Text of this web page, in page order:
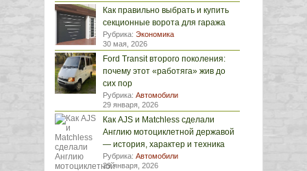
Как правильно выбрать и купить
секционные ворота для гаража
Рубрика: Экономика
30 мая, 2026
Ford Transit второго поколения:
почему этот «работяга» жив до
сих пор
Рубрика: Автомобили
29 января, 2026
Как AJS и Matchless сделали
Англию мотоциклетной державой
— история, характер и техника
Рубрика: Автомобили
29 января, 2026